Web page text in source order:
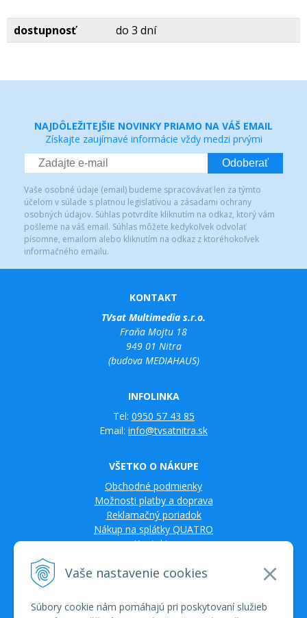
Vaše nastavenie cookies
Súbory cookie nám pomáhajú pri poskytovaní služieb
dostupnosť do 3 dní
NAJDÔLEŽITEJŠIE NOVINKY PRIAMO NA VÁŠ EMAIL
Získajte zaujímavé informácie vždy medzi prvými
Odoberať
Vaše osobné údaje (email) budeme spracovávať len za týmto
účelom v súlade s platnou legislatívou a zásadami ochrany
osobných údajov. Súhlas potvrdíte kliknutím na odkaz, ktorý vám
pošleme na váš email. Súhlas môžete kedykoľvek odvolať
písomne, emailom alebo kliknutím na odkaz z ktoréhokoľvek
informačného emailu.
KONTAKT
TVsat Multimedia s.r.o.
Fraňa Mojtu 18
949 01 Nitra
(budova MEDIAHAUS)
INFOLINKA
Tel: 0950 57 43 85
Email: info@tvsatnitra.sk
VŠETKO O NÁKUPE
Obchodné podmienky
Možnosti platby a doprava
Reklamačný poriadok
Nákup na splátky QUATRO
Kontakty